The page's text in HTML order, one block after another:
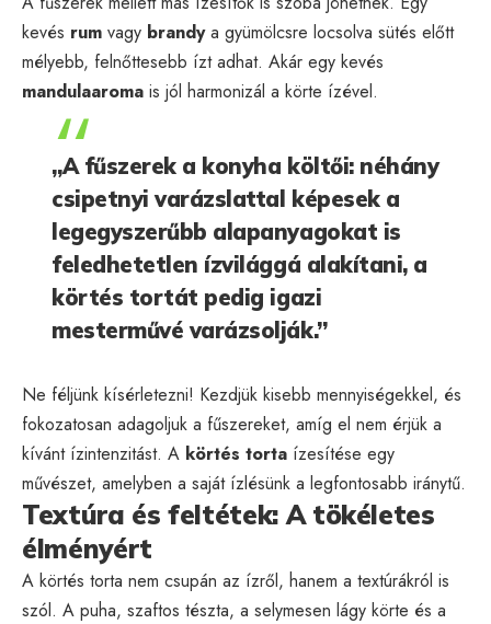
kevés rum vagy brandya gyümölcsre locsolva sütés előtt
mélyebb, felnőttesebb ízt adhat. Akár egy kevés
mandulaaroma is jól harmonizál a körte ízével.
„A fűszerek a konyha költői: néhány
csipetnyi varázslattal képesek a
legegyszerűbb alapanyagokat is
feledhetetlen ízvilággá alakítani, a
körtés tortát pedig igazi
mesterművé varázsolják.”
Ne féljünk kísérletezni! Kezdjük kisebb mennyiségekkel, és
fokozatosan adagoljuk a fűszereket, amíg el nem érjük a
kívánt ízintenzitást. A körtés torta ízesítése egy
művészet, amelyben a saját ízlésünk a legfontosabb iránytű.
Textúra és feltétek: A tökéletes
élményért
A körtés torta nem csupán az ízről, hanem a textúrákról is
szól. A puha, szaftos tészta, a selymesen lágy körte és a